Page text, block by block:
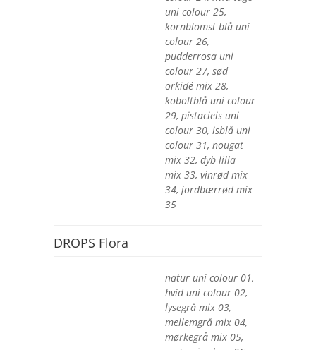
uni colour 25,
kornblomst blå uni
colour 26,
pudderrosa uni
colour 27, sød
orkidé mix 28,
koboltblå uni colour
29, pistacieis uni
colour 30, isblå uni
colour 31, nougat
mix 32, dyb lilla
mix 33, vinrød mix
34, jordbærrød mix
35
DROPS Flora
natur uni colour 01,
hvid uni colour 02,
lysegrå mix 03,
mellemgrå mix 04,
mørkegrå mix 05,